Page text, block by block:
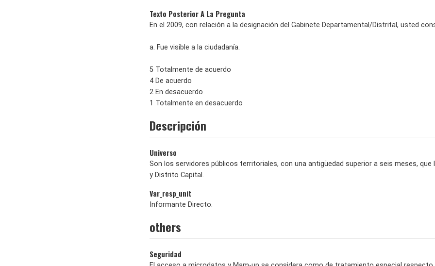
Texto Posterior A La Pregunta
En el 2009, con relación a la designación del Gabinete Departamental/Distrital, usted
a. Fue visible a la ciudadanía.
5 Totalmente de acuerdo
4 De acuerdo
2 En desacuerdo
1 Totalmente en desacuerdo
Descripción
Universo
Son los servidores públicos territoriales, con una antigüedad superior a seis meses,
y Distrito Capital.
Var_resp_unit
Informante Directo.
others
Seguridad